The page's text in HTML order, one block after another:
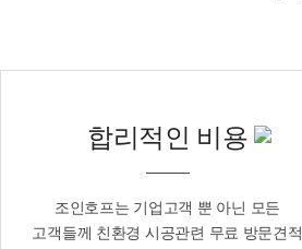
합리적인 비용
조인호프는 기업고객 뿐 아닌 모든
고객들께 친환경 시공관련 무료 방문견적